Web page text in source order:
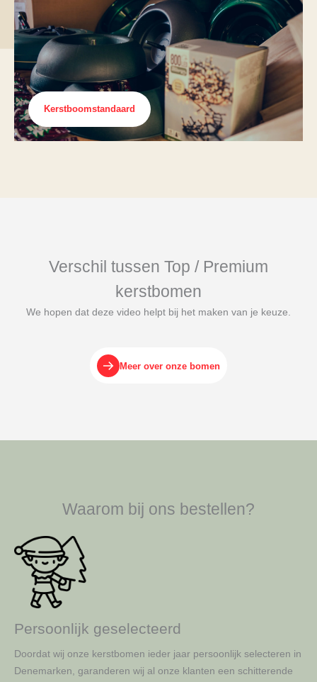
Kerstboomstandaard
Verschil tussen Top / Premium
kerstbomen
We hopen dat deze video helpt bij het maken van je keuze.
Meer over onze bomen
Waarom bij ons bestellen?
Persoonlijk geselecteerd
Doordat wij onze kerstbomen ieder jaar persoonlijk selecteren in
Denemarken, garanderen wij al onze klanten een schitterende